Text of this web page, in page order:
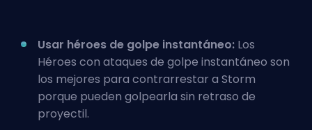
Usar héroes de golpe instantáneo: Los
Héroes con ataques de golpe instantáneo son
los mejores para contrarrestar a Storm
porque pueden golpearla sin retraso de
proyectil.